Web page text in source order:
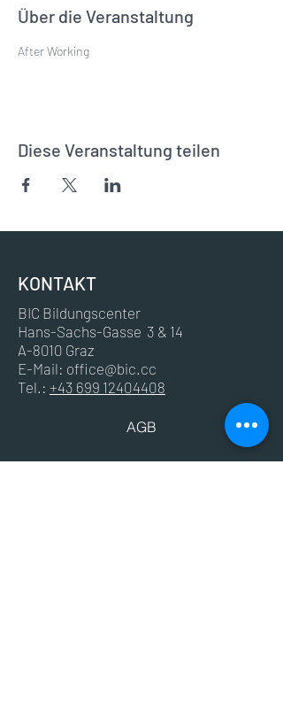
Über die Veranstaltung
After Working
Diese Veranstaltung teilen
KONTAKT
BIC Bildungscenter
Hans-Sachs-Gasse 3 & 14
A-8010 Graz
E-Mail: office@bic.cc
Tel.: +43 699 12404408
AGB